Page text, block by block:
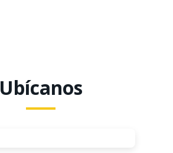
Ubícanos